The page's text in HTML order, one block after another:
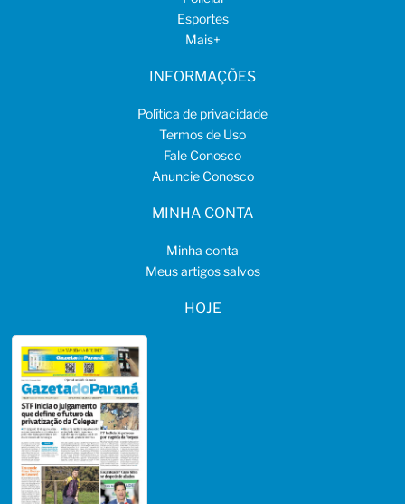
Esportes
Mais+
INFORMAÇÕES
Política de privacidade
Termos de Uso
Fale Conosco
Anuncie Conosco
MINHA CONTA
Minha conta
Meus artigos salvos
HOJE